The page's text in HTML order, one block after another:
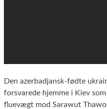
Den azerbadjansk-fødte
forsvarede hjemme i Kiev
fluevægt mod Sarawut